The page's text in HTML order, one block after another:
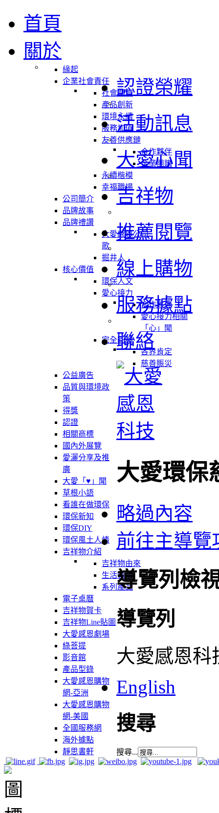
首頁
關於
緣起
企業社會責任
社會關懷
產品創新
環境永續
服務加值
友善供應鏈
合作夥伴
企業團購
永續楷模
幸福職場
公司簡介
品牌故事
品牌禮讚
大愛感恩公司
歌
掘井人
核心價值
環保人文
愛心接力
合作夥伴
愛心接力相關
「心」聞
完全回饋
各界肯定
慈善賑災
公益廣告
品質與環境政
策
認證榮耀
得獎
認證
相關商標
活動訊息
國內外展覽
愛灑分享及推
廣
大愛心聞
大愛「♥」聞
草根小語
看誰在做環保
環保新知
環保DIY
環保風土人情
吉祥物
吉祥物介紹
吉祥物由來
生活軌跡
系列產品
電子桌曆
吉祥物賀卡
吉祥物Line貼圖
大愛感恩劇場
推薦閱覽
綠菩提
影音館
產品型錄
線上購物
大愛感恩購物
網-亞洲
大愛感恩購物
網-美國
服務據點
全國服務網
海外據點
靜思書軒
聯絡
大愛環保
略過內容
前往主導覽
導覽列檢
導覽列
大愛感恩科
English
搜尋
搜尋...